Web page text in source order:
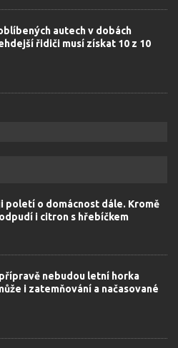
autech v dobách
řidiči musí získat 10 z 10
poletí o domácnost dále. Kromě
i citron s hřebíčkem
nebudou letní horka
i zatemňování a načasované